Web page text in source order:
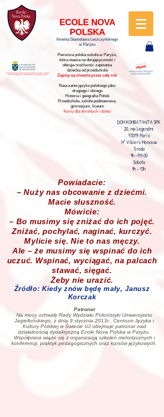
Pod Honorowym Patronatem Centrum Języka i Kultury
Polskiej w Świecie Uniwersytetu Jagiellońskiego
ECOLE NOVA
POLSKA
Imienia Stanisława Leszczyńskiego
w Paryżu
Pierwsza polska szkoła w Paryżu,
która stawia na dwujęzyczność i
oferuje możliwość zapisania
dziecka od przedszkola
Zapisy są otwarte przez cały rok
Nauczanie języka polskiego jako
drugiego i obcego
Historia i geografia Polski
Przedszkole, szkoła podstawowa,
gimnazjum, liceum
Kursy dla dorosłych i dzieci
DOM KOMBATANTA SPK
20, rue Legendre
75017 Paris
M° Villiers Monceau
Środa
9h -17h30
Sobota
9h - 13h
Powiadacie:
– Nuży nas obcowanie z dziećmi.
Macie słuszność.
Mówicie:
– Bo musimy się zniżać do ich pojęć.
Zniżać, pochylać, naginać, kurczyć.
Mylicie się. Nie to nas męczy.
Ale – że musimy się wspinać do ich
uczuć. Wspinać, wyciągać, na palcach
stawać, sięgać.
Żeby nie urazić.
Źródło: Kiedy znów będę mały, Janusz
Korczak
Patronat
Na mocy uchwały Rady Wydziału Polonistyki Uniwersytetu
Jagiellońskiego, z dnia 9 stycznia 2013r., Centrum Języka i
Kultury Polskiej w Świecie UJ obejmuje patronat nad
działalnością dydaktyczną Ecole Nova Polska w Paryżu.
Współpraca wiąże się z organizacją szkoleń metodycznych i
konferencji, praktyk pedagogicznych oraz kursów językowych.